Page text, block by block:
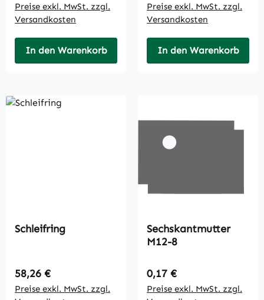
Preise exkl. MwSt. zzgl.
Versandkosten
In den Warenkorb
Preise exkl. MwSt. zzgl.
Versandkosten
In den Warenkorb
Schleifring
Regulärer Preis:
58,26 €
Preise exkl. MwSt. zzgl.
Sechskantmutter
M12-8
Regulärer Preis:
0,17 €
Preise exkl. MwSt. zzgl.